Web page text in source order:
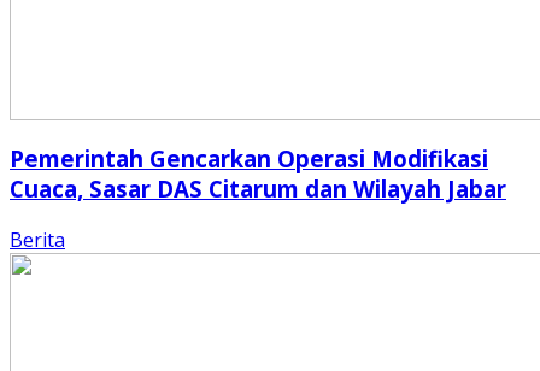
Pemerintah Gencarkan Operasi Modifikasi
Cuaca, Sasar DAS Citarum dan Wilayah Jabar
Berita